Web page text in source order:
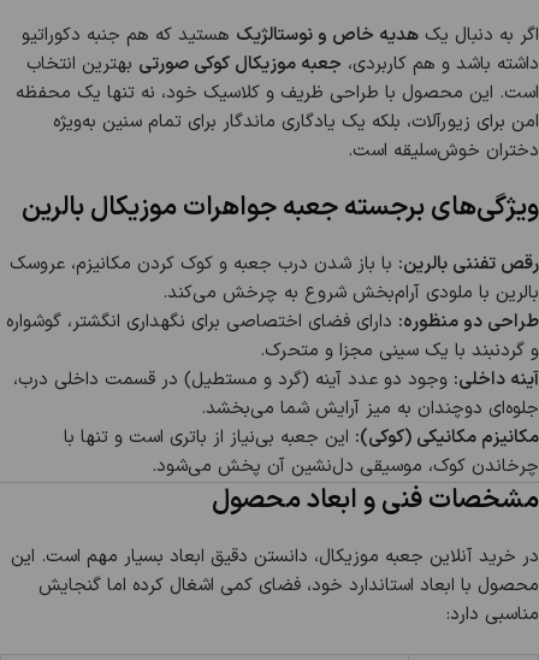
اگر به دنبال یک هدیه خاص و نوستالژیک هستید که هم جنبه دکوراتیو
داشته باشد و هم کاربردی، جعبه موزیکال کوکی صورتی بهترین انتخاب
است. این محصول با طراحی ظریف و کلاسیک خود، نه تنها یک محفظه
امن برای زیورآلات، بلکه یک یادگاری ماندگار برای تمام سنین به‌ویژه
دختران خوش‌سلیقه است.
ویژگی‌های برجسته جعبه جواهرات موزیکال بالرین
رقص تفننی بالرین: با باز شدن درب جعبه و کوک کردن مکانیزم، عروسک
بالرین با ملودی آرام‌بخش شروع به چرخش می‌کند.
طراحی دو منظوره: دارای فضای اختصاصی برای نگهداری انگشتر، گوشواره
و گردنبند با یک سینی مجزا و متحرک.
آینه داخلی: وجود دو عدد آینه (گرد و مستطیل) در قسمت داخلی درب،
جلوه‌ای دوچندان به میز آرایش شما می‌بخشد.
مکانیزم مکانیکی (کوکی): این جعبه بی‌نیاز از باتری است و تنها با
چرخاندن کوک، موسیقی دل‌نشین آن پخش می‌شود.
مشخصات فنی و ابعاد محصول
در خرید آنلاین جعبه موزیکال، دانستن دقیق ابعاد بسیار مهم است. این
محصول با ابعاد استاندارد خود، فضای کمی اشغال کرده اما گنجایش
مناسبی دارد: